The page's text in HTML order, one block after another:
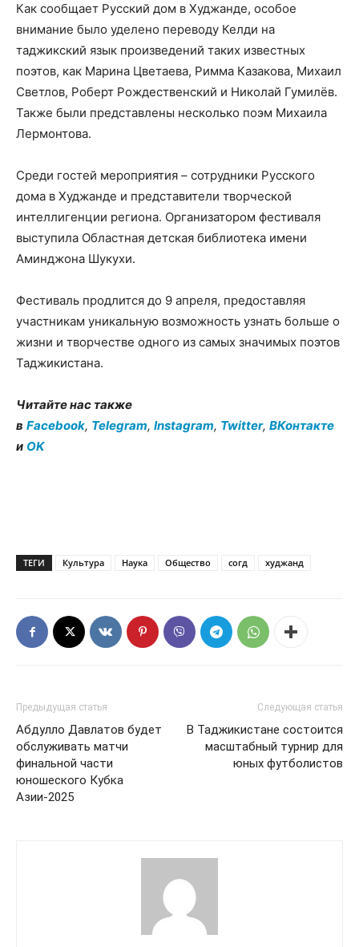
Как сообщает Русский дом в Худжанде, особое
внимание было уделено переводу Келди на
таджикский язык произведений таких известных
поэтов, как Марина Цветаева, Римма Казакова, Михаил
Светлов, Роберт Рождественский и Николай Гумилёв.
Также были представлены несколько поэм Михаила
Лермонтова.
Среди гостей мероприятия – сотрудники Русского
дома в Худжанде и представители творческой
интеллигенции региона. Организатором фестиваля
выступила Областная детская библиотека имени
Аминджона Шукухи.
Фестиваль продлится до 9 апреля, предоставляя
участникам уникальную возможность узнать больше о
жизни и творчестве одного из самых значимых поэтов
Таджикистана.
Читайте нас также
в Facebook, Telegram, Instagram, Twitter, ВКонтакте
и OK
ТЕГИ Культура Наука Общество согд худжанд
Предыдущая статья
Абдулло Давлатов будет
обслуживать матчи
финальной части
юношеского Кубка
Азии-2025
Следующая статья
В Таджикистане состоится
масштабный турнир для
юных футболистов